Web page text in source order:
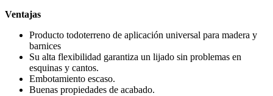
Ventajas
Producto todoterreno de aplicación universal para madera y
barnices
Su alta flexibilidad garantiza un lijado sin problemas en
esquinas y cantos.
Embotamiento escaso.
Buenas propiedades de acabado.